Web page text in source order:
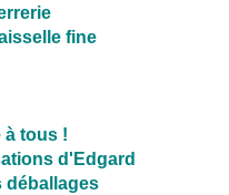
fine
à tous !
d'Edgard
déballages